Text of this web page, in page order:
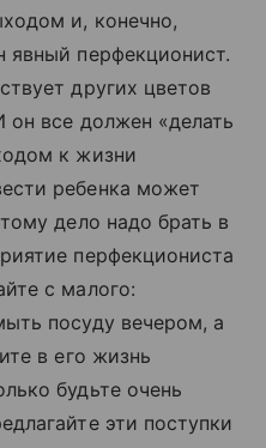
и, конечно,
явный перфекционист.
других цветов
он все должен «делать
к жизни
ребенка может
дело надо брать в
перфекциониста
с малого:
посуду вечером, а
в его жизнь
будьте очень
эти поступки